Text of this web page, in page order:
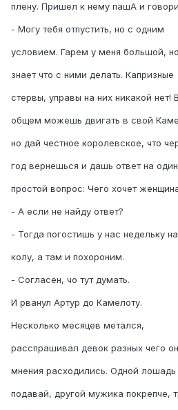
плену. Пришел к нему пашА и
- Могу тебя отпустить, но с одним
условием. Гарем у меня большой,
знает что с ними делать. Капризные
стервы, управы на них никакой нет! В
общем можешь двигать в свой
но дай честное королевское, что
год вернешься и дашь ответ на один
простой вопрос: Чего хочет
- А если не найду ответ?
- Тогда погостишь у нас недельку на
колу, а там и похороним.
- Согласен, чо тут думать.
И рванул Артур до Камелоту.
Несколько месяцев метался,
расспрашивал девок разных чего
мнения расходились. Одной лошадь
подавай, другой мужика покрепче,